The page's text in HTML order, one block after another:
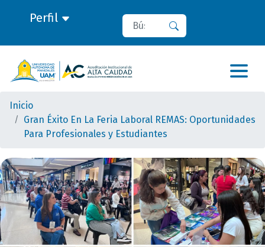
Perfil Buscar
Inicio
Gran Éxito En La Feria Laboral REMAS: Oportunidades
Para Profesionales y Estudiantes